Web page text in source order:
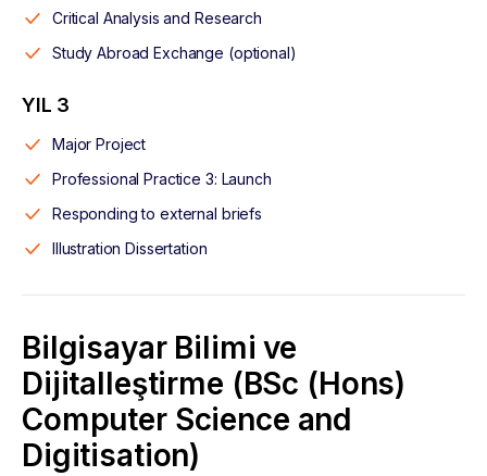
Critical Analysis and Research
Study Abroad Exchange (optional)
YIL 3
Major Project
Professional Practice 3: Launch
Responding to external briefs
Illustration Dissertation
Bilgisayar Bilimi ve
Dijitalleştirme (BSc (Hons)
Computer Science and
Digitisation)